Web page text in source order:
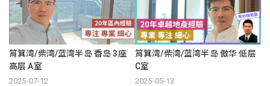
筲箕湾/柴湾/蓝湾半岛 香岛 3座
高层 A室
2025-07-12
筲箕湾/柴湾/蓝湾半岛 傲华 低层
C室
2025-05-13